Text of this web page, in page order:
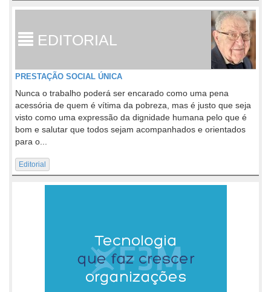
EDITORIAL
PRESTAÇÃO SOCIAL ÚNICA
Nunca o trabalho poderá ser encarado como uma pena
acessória de quem é vítima da pobreza, mas é justo que seja
visto como uma expressão da dignidade humana pelo que é
bom e salutar que todos sejam acompanhados e orientados
para o...
Editorial